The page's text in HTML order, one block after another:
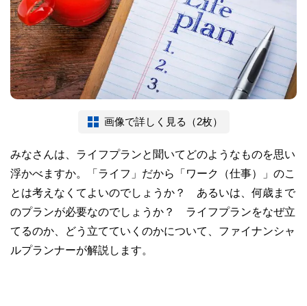
画像で詳しく見る（2枚）
みなさんは、ライフプランと聞いてどのようなものを思い
浮かべますか。「ライフ」だから「ワーク（仕事）」のこ
とは考えなくてよいのでしょうか？ あるいは、何歳まで
のプランが必要なのでしょうか？ ライフプランをなぜ立
てるのか、どう立てていくのかについて、ファイナンシャ
ルプランナーが解説します。